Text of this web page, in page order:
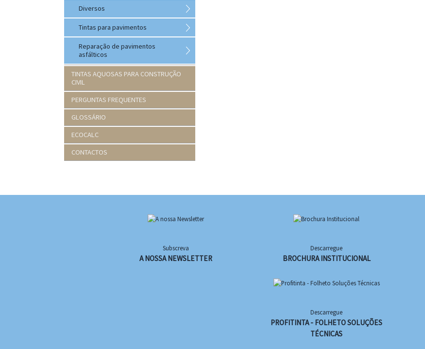
Diversos
Tintas para pavimentos
Reparação de pavimentos
asfálticos
TINTAS AQUOSAS PARA CONSTRUÇÃO
CIVIL
PERGUNTAS FREQUENTES
GLOSSÁRIO
ECOCALC
CONTACTOS
Subscreva
A NOSSA NEWSLETTER
Descarregue
BROCHURA INSTITUCIONAL
Descarregue
PROFITINTA - FOLHETO SOLUÇÕES
TÉCNICAS